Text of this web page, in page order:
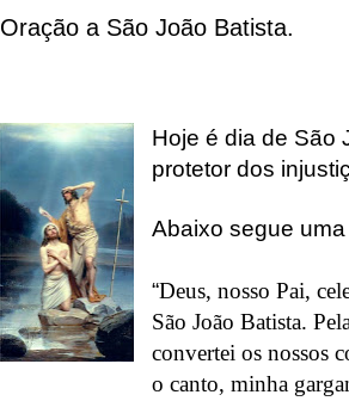
Oração a São João Batista.
Hoje é dia de São
protetor dos
Abaixo segue
“Deus, nosso Pai,
São João Batista.
convertei os nossos
o canto, minha